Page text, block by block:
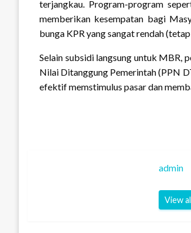
terjangkau. Program-program
memberikan kesempatan bagi
bunga KPR yang sangat rendah
Selain subsidi langsung untuk MBR,
Nilai Ditanggung Pemerintah (PPN
efektif memstimulus pasar dan
admin
View